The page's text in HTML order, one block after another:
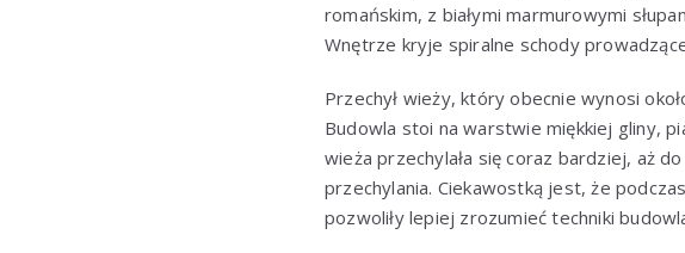
romańskim, z białymi marmurowymi
Wnętrze kryje spiralne schody
Przechył wieży, który obecnie wynosi
Budowla stoi na warstwie miękkiej gliny,
wieża przechylała się coraz bardziej, aż
przechylania. Ciekawostką jest, że
pozwoliły lepiej zrozumieć techniki